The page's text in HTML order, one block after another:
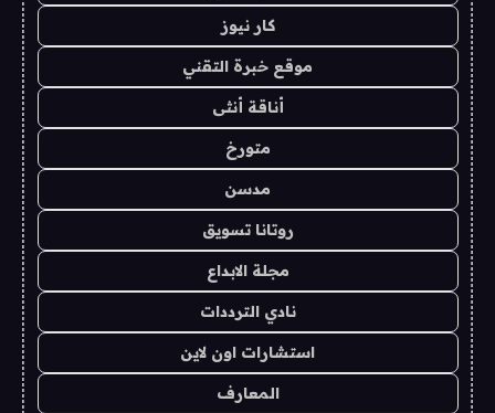
كار نيوز
موقع خبرة التقني
أناقة أنثى
متورخ
مدسن
روتانا تسويق
مجلة الابداع
نادي الترددات
استشارات اون لاين
المعارف